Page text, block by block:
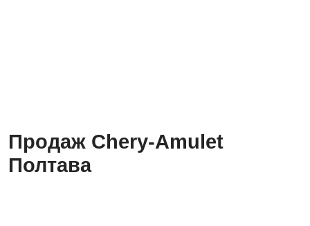
Продаж Chery-Amulet
Полтава